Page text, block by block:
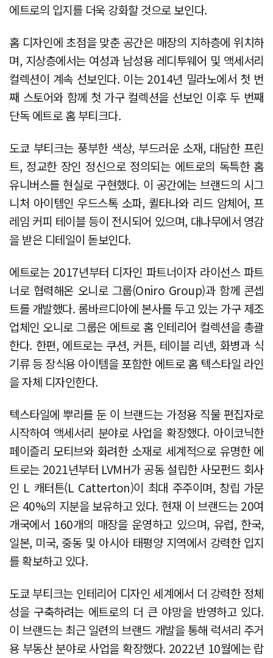
에트로의 입지를 더욱 강화할 것으로 보인다.
홈 디자인에 초점을 맞춘 공간은 매장의 지하층에 위치하
며, 지상층에서는 여성과 남성용 레디투웨어 및 액세서리
컬렉션이 계속 선보인다. 이는 2014년 밀라노에서 첫 번
째 스토어와 함께 첫 가구 컬렉션을 선보인 이후 두 번째
단독 에트로 홈 부티크다.
도쿄 부티크는 풍부한 색상, 부드러운 소재, 대담한 프린
트, 정교한 장인 정신으로 정의되는 에트로의 독특한 홈
유니버스를 현실로 구현했다. 이 공간에는 브랜드의 시그
니처 아이템인 우드스톡 소파, 퀼타나와 리드 암체어, 프
레임 커피 테이블 등이 전시되어 있으며, 대나무에서 영감
을 받은 디테일이 돋보인다.
에트로는 2017년부터 디자인 파트너이자 라이선스 파트
너로 협력해온 오니로 그룹(Oniro Group)과 함께 콘셉
트를 개발했다. 롬바르디아에 본사를 두고 있는 가구 제조
업체인 오니로 그룹은 에트로 홈 인테리어 컬렉션을 총괄
한다. 한편, 에트로는 쿠션, 커튼, 테이블 리넨, 화병과 식
기류 등 장식용 아이템을 포함한 에트로 홈 텍스타일 라인
을 자체 디자인한다.
텍스타일에 뿌리를 둔 이 브랜드는 가정용 직물 편집자로
시작하여 액세서리 분야로 사업을 확장했다. 아이코닉한
페이즐리 모티브와 화려한 소재로 세계적으로 유명한 에
트로는 2021년부터 LVMH가 공동 설립한 사모펀드 회사
인 L 캐터튼(L Catterton)이 최대 주주이며, 창립 가문
은 40%의 지분을 보유하고 있다. 현재 이 브랜드는 20여
개국에서 160개의 매장을 운영하고 있으며, 유럽, 한국,
일본, 미국, 중동 및 아시아 태평양 지역에서 강력한 입지
를 확보하고 있다.
도쿄 부티크는 인테리어 디자인 세계에서 더 강력한 정체
성을 구축하려는 에트로의 더 큰 야망을 반영하고 있다.
이 브랜드는 최근 일련의 브랜드 개발을 통해 럭셔리 주거
용 부동산 분야로 사업을 확장했다. 2022년 10월에는 랍